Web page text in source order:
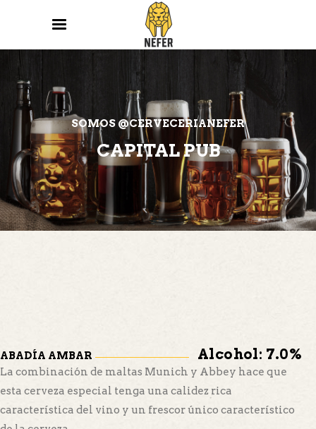
SOMOS @CERVECERIANEFER
CAPITAL PUB
ABADÍA AMBAR Alcohol: 7.0%
La combinación de maltas Munich y Abbey hace que
esta cerveza especial tenga una calidez rica
característica del vino y un frescor único característico